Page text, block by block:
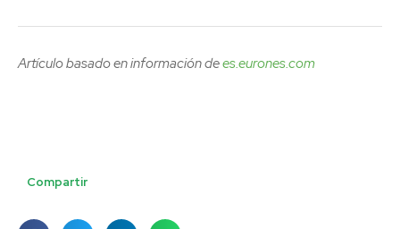
Artículo basado en información dees.eurones.com
Compartir